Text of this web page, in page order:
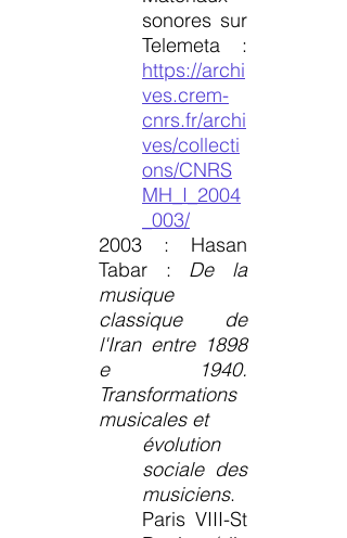
sonores sur
Telemeta :
https://archi
ves.crem-
cnrs.fr/archi
ves/collecti
ons/CNRS
MH_I_2004
_003/
2003 : Hasan
Tabar : De la
musique
classique de
l'Iran entre 1898
e 1940.
Transformations
musicales et
évolution
sociale des
musiciens.
Paris VIII-St